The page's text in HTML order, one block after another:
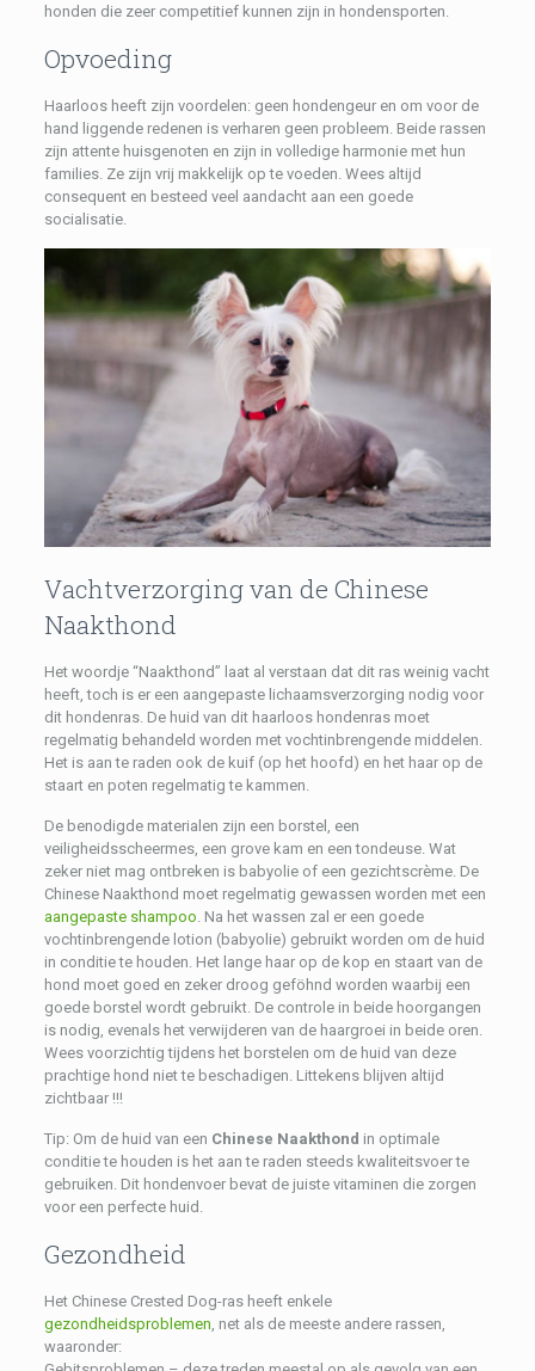
honden die zeer competitief kunnen zijn in hondensporten.
Opvoeding
Haarloos heeft zijn voordelen: geen hondengeur en om voor de
hand liggende redenen is verharen geen probleem. Beide rassen
zijn attente huisgenoten en zijn in volledige harmonie met hun
families. Ze zijn vrij makkelijk op te voeden. Wees altijd
consequent en besteed veel aandacht aan een goede
socialisatie.
Vachtverzorging van de Chinese
Naakthond
Het woordje “Naakthond” laat al verstaan dat dit ras weinig vacht
heeft, toch is er een aangepaste lichaamsverzorging nodig voor
dit hondenras. De huid van dit haarloos hondenras moet
regelmatig behandeld worden met vochtinbrengende middelen.
Het is aan te raden ook de kuif (op het hoofd) en het haar op de
staart en poten regelmatig te kammen.
De benodigde materialen zijn een borstel, een
veiligheidsscheermes, een grove kam en een tondeuse. Wat
zeker niet mag ontbreken is babyolie of een gezichtscrème. De
Chinese Naakthond moet regelmatig gewassen worden met een
aangepaste shampoo. Na het wassen zal er een goede
vochtinbrengende lotion (babyolie) gebruikt worden om de huid
in conditie te houden. Het lange haar op de kop en staart van de
hond moet goed en zeker droog geföhnd worden waarbij een
goede borstel wordt gebruikt. De controle in beide hoorgangen
is nodig, evenals het verwijderen van de haargroei in beide oren.
Wees voorzichtig tijdens het borstelen om de huid van deze
prachtige hond niet te beschadigen. Littekens blijven altijd
zichtbaar !!!
Tip: Om de huid van een Chinese Naakthond in optimale
conditie te houden is het aan te raden steeds kwaliteitsvoer te
gebruiken. Dit hondenvoer bevat de juiste vitaminen die zorgen
voor een perfecte huid.
Gezondheid
Het Chinese Crested Dog-ras heeft enkele
gezondheidsproblemen, net als de meeste andere rassen,
waaronder: